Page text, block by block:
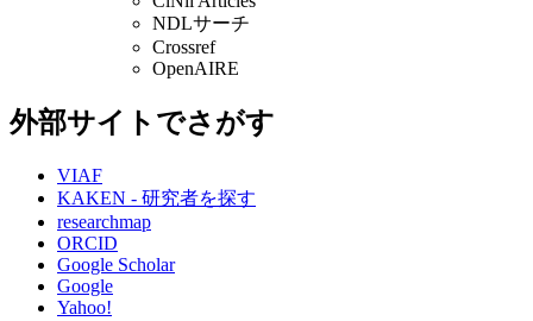
NDLサーチ
Crossref
OpenAIRE
外部サイトでさがす
VIAF
KAKEN - 研究者を探す
researchmap
ORCID
Google Scholar
Google
Yahoo!